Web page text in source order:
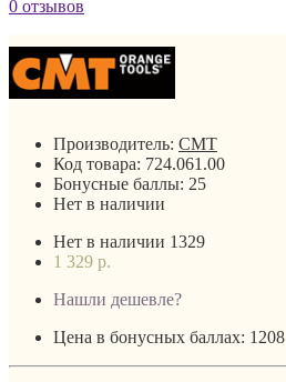
0 отзывов
Производитель: CMT
Код товара: 724.061.00
Бонусные баллы: 25
Нет в наличии
Нет в наличии 1329
1 329 р.
Нашли дешевле?
Цена в бонусных баллах: 1208